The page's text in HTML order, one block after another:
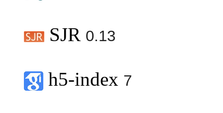
SJR 0.13
h5-index 7